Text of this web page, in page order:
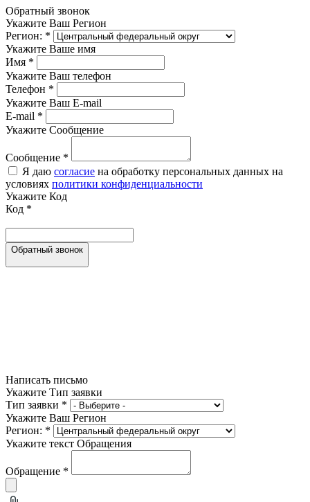
Обратный звонок
Укажите Ваш Регион
Регион: *
Укажите Ваше имя
Имя *
Укажите Ваш телефон
Телефон *
Укажите Ваш E-mail
E-mail *
Укажите Сообщение
Сообщение *
Я даю согласие на обработку персональных данных на
условиях политики конфиденциальности
Укажите Код
Код *
Обратный звонок
Написать письмо
Укажите Тип заявки
Тип заявки *
Укажите Ваш Регион
Регион: *
Укажите текст Обращения
Обращение *